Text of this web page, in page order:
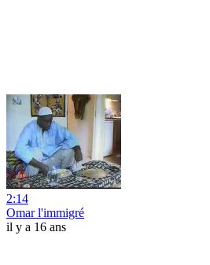
2:14
Omar l'immigré
il y a 16 ans